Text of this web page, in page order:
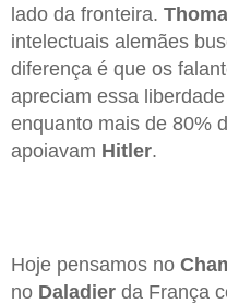
lado da fronteira.
intelectuais alemães
diferença é que os
apreciam essa
enquanto mais de 80%
apoiavam Hitler.
Hoje pensamos no
no Daladier da França